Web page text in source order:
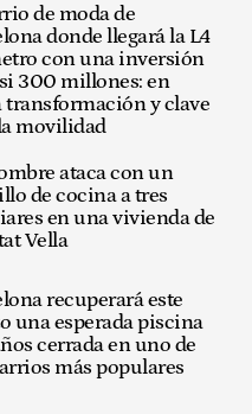
de moda de
donde llegará la L4
con una inversión
300 millones: en
transformación y clave
movilidad
ataca con un
de cocina a tres
en una vivienda de
Vella
recuperará este
una esperada piscina
cerrada en uno de
más populares